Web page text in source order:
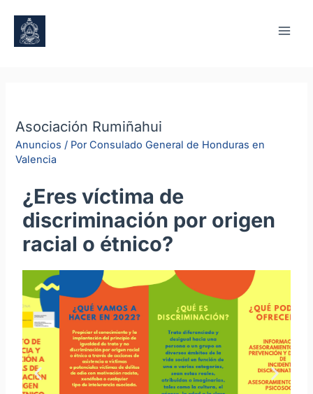
Asociación Rumiñahui
Anuncios / Por Consulado General de Honduras en
Valencia
¿Eres víctima de
discriminación por origen
racial o étnico?